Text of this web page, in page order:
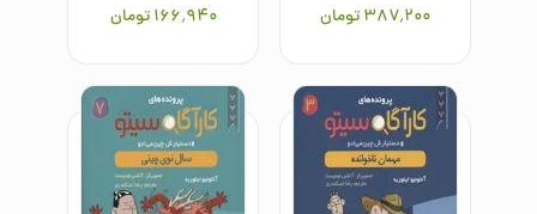
۳۸۷٬۲۰۰ تومان ۱۶۶٬۹۴۰ تومان